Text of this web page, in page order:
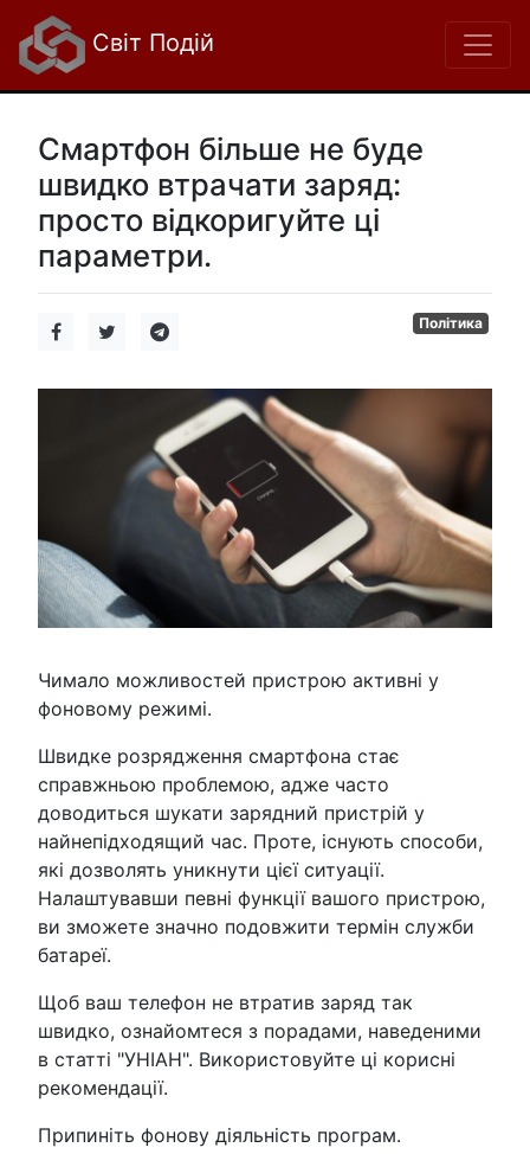
Світ Подій
Смартфон більше не буде
швидко втрачати заряд:
просто відкоригуйте ці
параметри.
Політика
Чимало можливостей пристрою активні у
фоновому режимі.
Швидке розрядження смартфона стає
справжньою проблемою, адже часто
доводиться шукати зарядний пристрій у
найнепідходящий час. Проте, існують способи,
які дозволять уникнути цієї ситуації.
Налаштувавши певні функції вашого пристрою,
ви зможете значно подовжити термін служби
батареї.
Щоб ваш телефон не втратив заряд так
швидко, ознайомтеся з порадами, наведеними
в статті "УНІАН". Використовуйте ці корисні
рекомендації.
Припиніть фонову діяльність програм.